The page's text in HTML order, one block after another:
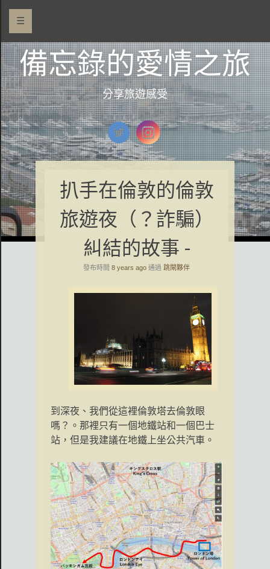
☰
備忘錄的愛情之旅
分享旅遊感受
扒手在倫敦的倫敦
旅遊夜（？詐騙）
糾結的故事 -
發布時間 8 years ago 通過 跳閘夥伴
到深夜、我們從這裡倫敦塔去倫敦眼
嗎？。那裡只有一個地鐵站和一個巴士
站，但是我建議在地鐵上坐公共汽車。